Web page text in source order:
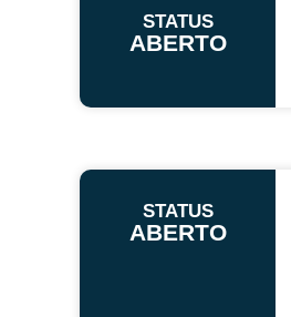
STATUS
ABERTO
STATUS
ABERTO